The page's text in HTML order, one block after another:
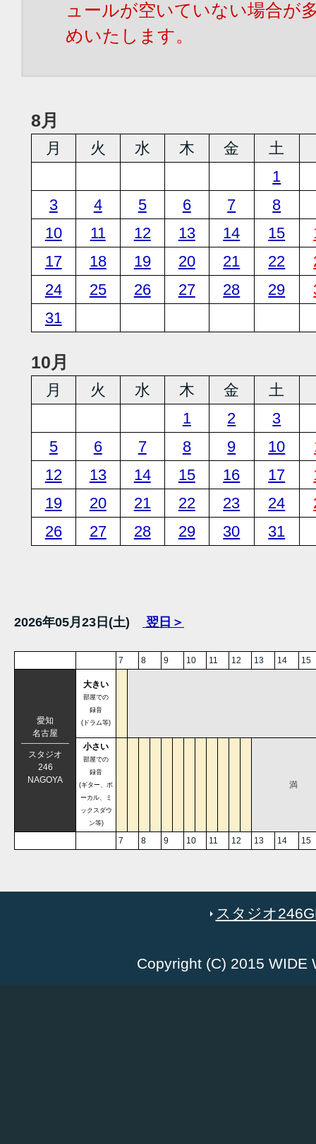
ュールが空いていない場合が
めいたします。
8月
月 火 水 木 金 土
1
3
4 5 6 7
8
10
11 12 13 14 15
17
18 19 20 21 22
24
25 26 27 28 29
31
10月
月 火 水 木 金 土
1
2
3
5
6 7 8 9 10
12
13 14 15 16 17
19
20 21 22 23 24
26
27 28 29 30 31
2026年05月23日(土) 翌日＞
7 8 9 10 11 12 13 14 15
愛知
名古屋
スタジオ
246
NAGOYA
大きい
部屋での
録音
(ドラム等)
小さい
部屋での
録音
(ギター、ボ
ーカル、ミ
ックスダウ
ン等)
満
7 8 9 10 11 12 13 14 15
スタジオ
Copyright (C) 2015 WIDE